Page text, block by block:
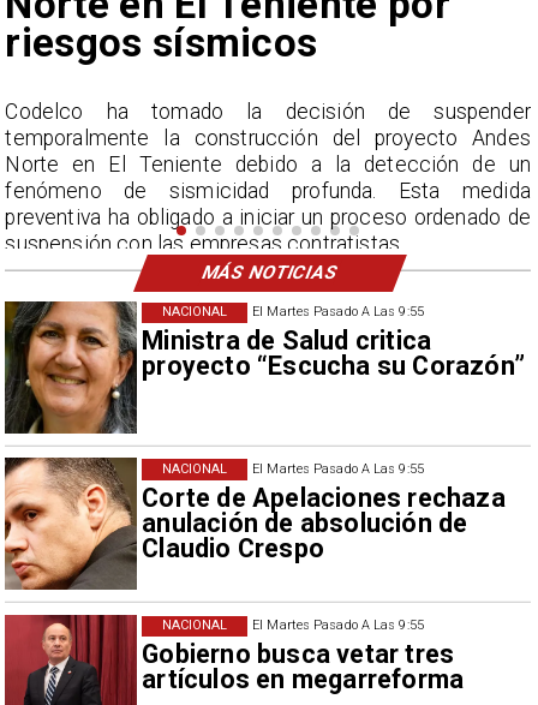
El Martes Pasado A Las 9:55
Ministra de Salud critica
proyecto “Escucha su Corazón”
NACIONAL
El Martes Pasado A Las 9:55
Corte de Apelaciones rechaza
anulación de absolución de
Claudio Crespo
NACIONAL
El Martes Pasado A Las 9:55
Gobierno busca vetar tres
artículos en megarreforma
NACIONAL
La Dirección Meteorológica de Chile reporta
acumulados sin precedentes en julio y pronostica lluvias
por encima del promedio en agosto.
MÁS NOTICIAS